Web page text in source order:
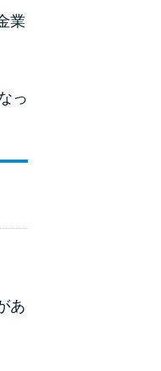
落ちる？バンク
業
っ
あ